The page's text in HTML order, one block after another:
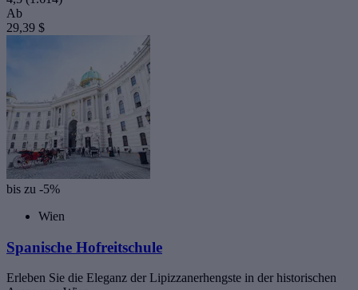
Ab
29,39 $
bis zu -5%
Wien
Spanische Hofreitschule
Erleben Sie die Eleganz der Lipizzanerhengste in der historischen